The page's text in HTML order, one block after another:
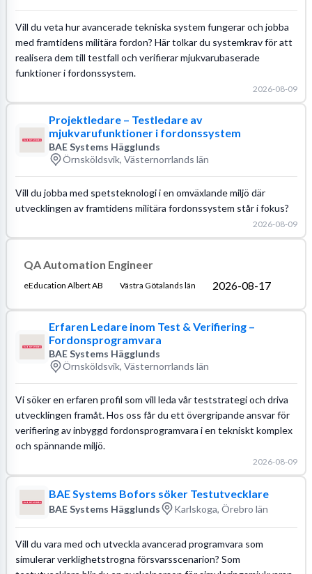
Vill du veta hur avancerade tekniska system fungerar och jobba
med framtidens militära fordon? Här tolkar du systemkrav för att
realisera dem till testfall och verifierar mjukvarubaserade
funktioner i fordonssystem.
2026-08-09
Projektledare – Testledare av
mjukvarufunktioner i fordonssystem
BAE Systems Hägglunds
Örnsköldsvik, Västernorrlands län
Vill du jobba med spetsteknologi i en omväxlande miljö där
utvecklingen av framtidens militära fordonssystem står i fokus?
2026-08-09
QA Automation Engineer
eEducation Albert AB Västra Götalands län 2026-08-17
Erfaren Ledare inom Test & Verifiering –
Fordonsprogramvara
BAE Systems Hägglunds
Örnsköldsvik, Västernorrlands län
Vi söker en erfaren profil som vill leda vår teststrategi och driva
utvecklingen framåt. Hos oss får du ett övergripande ansvar för
verifiering av inbyggd fordonsprogramvara i en tekniskt komplex
och spännande miljö.
2026-08-09
BAE Systems Bofors söker Testutvecklare
BAE Systems Hägglunds Karlskoga, Örebro län
Vill du vara med och utveckla avancerad programvara som
simulerar verklighetstrogna försvarsscenarion? Som